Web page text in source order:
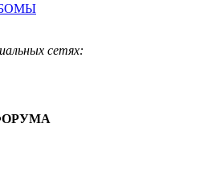
сетях: